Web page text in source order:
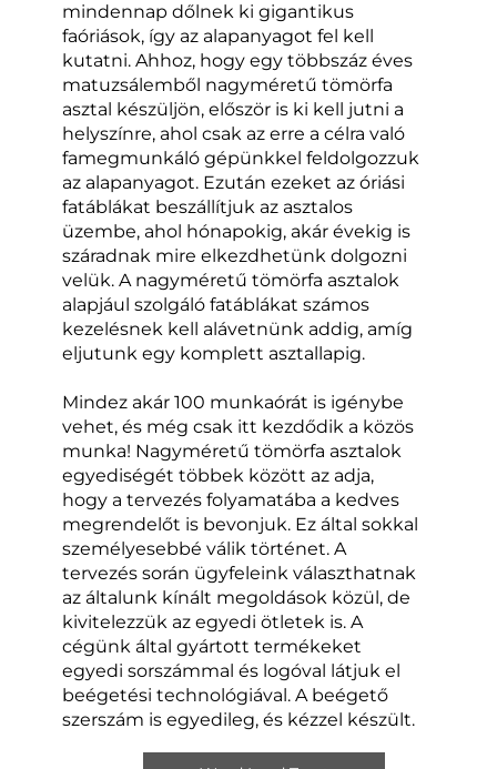
mindennap dőlnek ki gigantikus
faóriások, így az alapanyagot fel kell
kutatni. Ahhoz, hogy egy többszáz éves
matuzsálemből nagyméretű tömörfa
asztal készüljön, először is ki kell jutni a
helyszínre, ahol csak az erre a célra való
famegmunkáló gépünkkel feldolgozzuk
az alapanyagot. Ezután ezeket az óriási
fatáblákat beszállítjuk az asztalos
üzembe, ahol hónapokig, akár évekig is
száradnak mire elkezdhetünk dolgozni
velük. A nagyméretű tömörfa asztalok
alapjául szolgáló fatáblákat számos
kezelésnek kell alávetnünk addig, amíg
eljutunk egy komplett asztallapig.
Mindez akár 100 munkaórát is igénybe
vehet, és még csak itt kezdődik a közös
munka! Nagyméretű tömörfa asztalok
egyediségét többek között az adja,
hogy a tervezés folyamatába a kedves
megrendelőt is bevonjuk. Ez által sokkal
személyesebbé válik történet. A
tervezés során ügyfeleink választhatnak
az általunk kínált megoldások közül, de
kivitelezzük az egyedi ötletek is. A
cégünk által gyártott termékeket
egyedi sorszámmal és logóval látjuk el
beégetési technológiával. A beégető
szerszám is egyedileg, és kézzel készült.